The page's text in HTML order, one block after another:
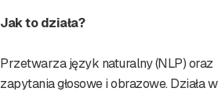
Jak to działa?
Przetwarza język naturalny (NLP) oraz
zapytania głosowe i obrazowe. Działa w